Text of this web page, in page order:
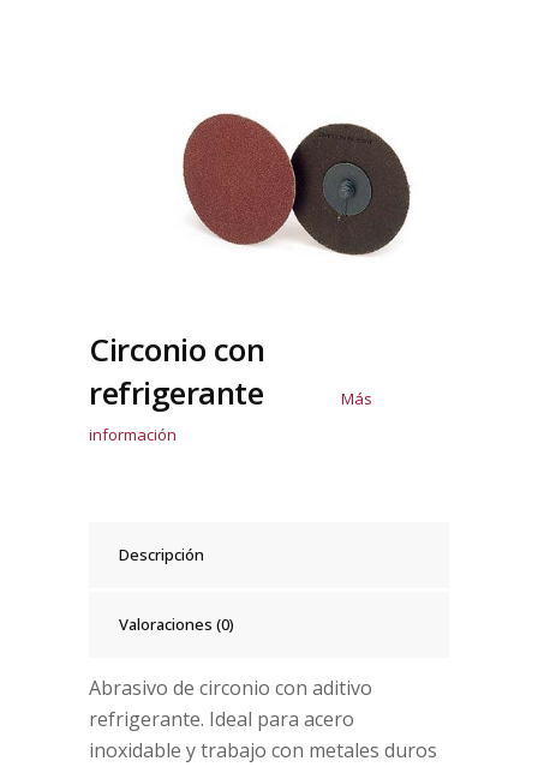
Circonio con
refrigerante
Más
información
Descripción
Valoraciones (0)
Abrasivo de circonio con aditivo
refrigerante. Ideal para acero
inoxidable y trabajo con metales duros